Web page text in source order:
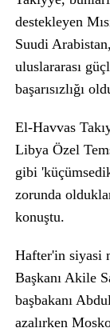
destekleyen
Suudi
uluslararası
başarısızlığı
El-Havvas
Libya Özel
gibi
zorunda
konuştu.
Hafter'in siyasi
Başkanı Akile
başbakanı
azalırken